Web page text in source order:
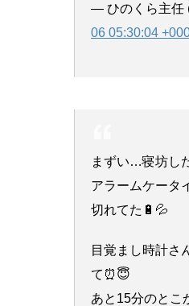
— ひのくら主任
06 05:30:04
まずい…寝坊し
アラームケータ
切れてた🔋💦
目覚まし時計さ
て⏰😇
あと15分のとこ